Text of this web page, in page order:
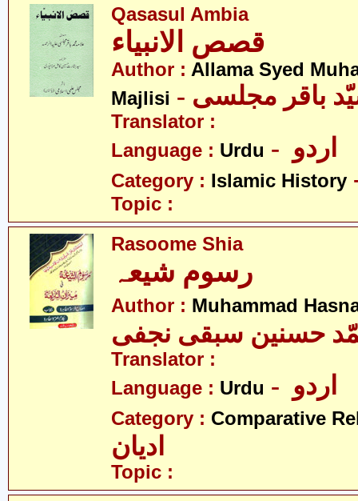
Qasasul Ambia
Author : Allama Syed
Majlisi
Translator :
Language : Urdu
Category : Islamic History
Topic :
Rasoome Shia
Author : Muhammad
حسنین سبقی نجفی
Translator :
Language : Urdu
Category : Comparative
ادیان
Topic :